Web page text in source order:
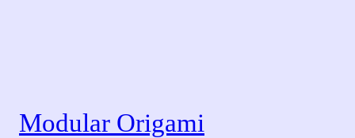
Modular Origami